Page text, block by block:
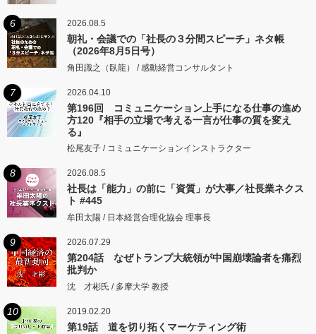
6 2026.08.5
朝礼・会議での「社長の３分間スピーチ」ネタ帳
（2026年8月5日号）
角田識之（臥龍） / 感動経営コンサルタント
7 2026.04.10
第196回 コミュニケーション上手になる仕事の進め
方120『相手の立場で考える一言が仕事の質を変え
る』
松尾友子 / コミュニケーションインストラクター
8 2026.08.5
社長は「能力」の前に「資質」が大事／社長業ネクス
ト #445
牟田太陽 / 日本経営合理化協会 理事長
9 2026.07.29
第204話 なぜトランプ大統領が中国崩壊論者を痛烈
批判か
沈 才彬氏 / 多摩大学 教授
10 2019.02.20
第19話 道を切り拓くマーケティング術